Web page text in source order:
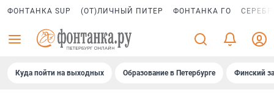
ФОНТАНКА SUP (ОТ)ЛИЧНЫЙ ПИТЕР ФОНТАНКА ГО
Куда пойти на выходных Образование в Петербурге Финский